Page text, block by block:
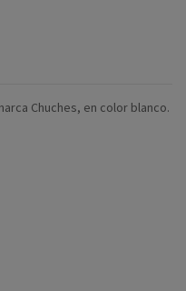
Chuches, en color blanco.